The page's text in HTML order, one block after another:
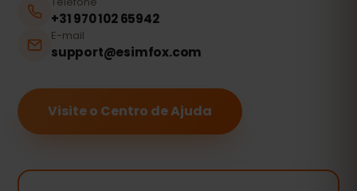
+31 970 102 65942
E-mail
support@esimfox.com
Visite o Centro de Ajuda